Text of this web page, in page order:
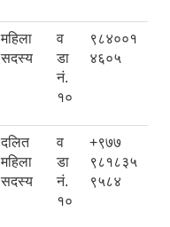
महिला
सदस्य
व
डा
नं.
१०
९८४००१
४६०५
दलित
महिला
सदस्य
व
डा
नं.
१०
+९७७
९८१८३५
९५८४